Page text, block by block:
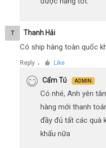
T Thanh Hải
Có ship hàng toàn quốc
Reply ● Like
Cẩm Tú ADMIN
Có nhé, Anh yên
hàng mới thanh
đầy đủ tất các quà
khấu nữa